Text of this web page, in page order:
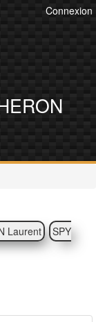
Connexion
Laurent
SPY